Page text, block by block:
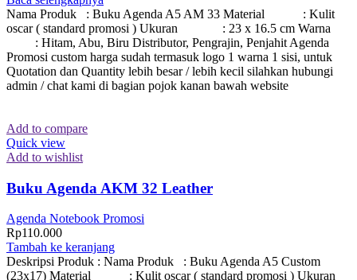
Nama Produk : Buku Agenda A5 AM 33 Material : Kulit
oscar ( standard promosi ) Ukuran : 23 x 16.5 cm Warna
: Hitam, Abu, Biru Distributor, Pengrajin, Penjahit Agenda
Promosi custom harga sudah termasuk logo 1 warna 1 sisi, untuk
Quotation dan Quantity lebih besar / lebih kecil silahkan hubungi
admin / chat kami di bagian pojok kanan bawah website
Add to compare
Quick view
Add to wishlist
Buku Agenda AKM 32 Leather
Agenda Notebook Promosi
Rp110.000
Tambah ke keranjang
Deskripsi Produk : Nama Produk : Buku Agenda A5 Custom
(23x17) Material : Kulit oscar ( standard promosi ) Ukuran